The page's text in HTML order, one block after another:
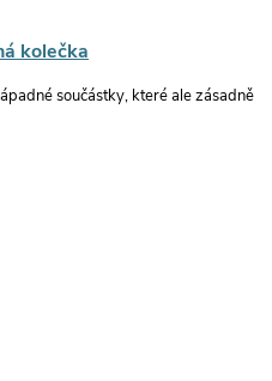
kolečka
součástky, které ale zásadně